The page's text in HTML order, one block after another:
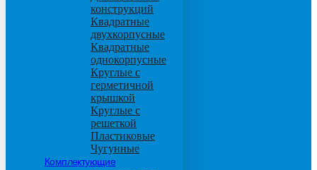
конструкций
Квадратные
двухкорпусные
Квадратные
однокорпусные
Круглые с
герметичной
крышкой
Круглые с
решеткой
Пластиковые
Чугунные
Комплектующие